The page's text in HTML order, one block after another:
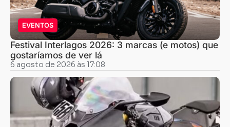
EVENTOS
Festival Interlagos 2026: 3 marcas (e motos) que
gostaríamos de ver lá
6 agosto de 2026 às 17:08